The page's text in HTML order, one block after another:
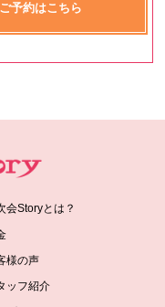
予約はこちら
会Storyとは？
様の声
ッフ紹介